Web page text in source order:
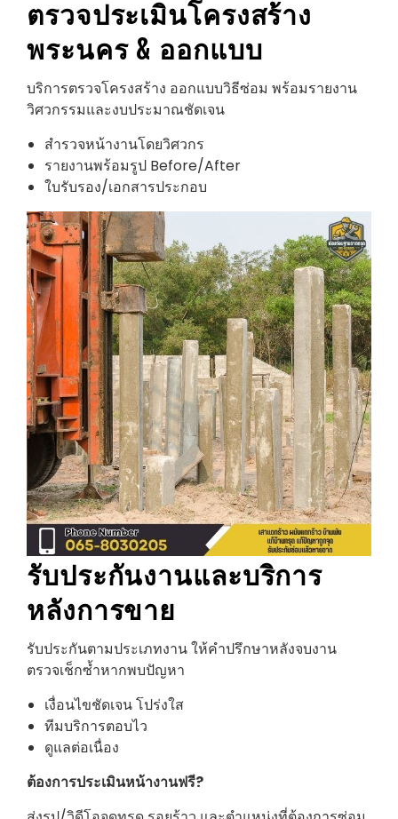
ตรวจประเมินโครงสร้าง
พระนคร& ออกแบบ
บริการตรวจโครงสร้าง ออกแบบวิธีซ่อม พร้อมรายงาน
วิศวกรรมและงบประมาณชัดเจน
สำรวจหน้างานโดยวิศวกร
รายงานพร้อมรูป Before/After
ใบรับรอง/เอกสารประกอบ
รับประกันงานและบริการ
หลังการขาย
รับประกันตามประเภทงาน ให้คำปรึกษาหลังจบงาน
ตรวจเช็กซ้ำหากพบปัญหา
เงื่อนไขชัดเจน โปร่งใส
ทีมบริการตอบไว
ดูแลต่อเนื่อง
ต้องการประเมินหน้างานฟรี?